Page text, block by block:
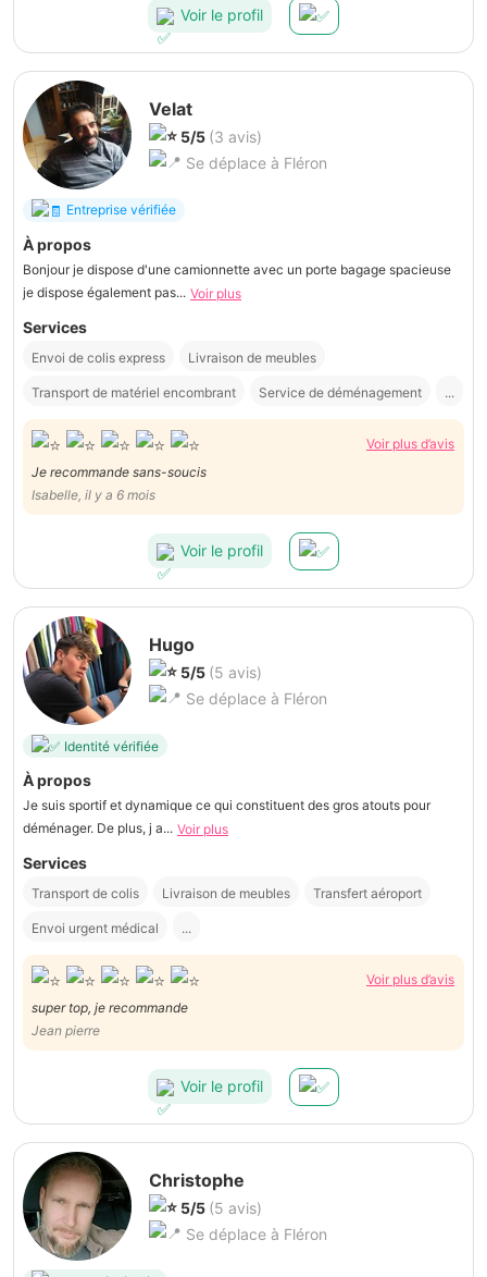
Voir le profil
Velat
5/5 (3 avis)
Se déplace à Fléron
Entreprise vérifiée
À propos
Bonjour je dispose d'une camionnette avec un porte bagage spacieuse
je dispose également pas... Voir plus
Services
Envoi de colis express Livraison de meubles
Transport de matériel encombrant Service de déménagement ...
Voir plus d’avis
Je recommande sans-soucis
Isabelle, il y a 6 mois
Voir le profil
Hugo
5/5 (5 avis)
Se déplace à Fléron
Identité vérifiée
À propos
Je suis sportif et dynamique ce qui constituent des gros atouts pour
déménager. De plus, j a... Voir plus
Services
Transport de colis Livraison de meubles Transfert aéroport
Envoi urgent médical ...
Voir plus d’avis
super top, je recommande
Jean pierre
Voir le profil
Christophe
5/5 (5 avis)
Se déplace à Fléron